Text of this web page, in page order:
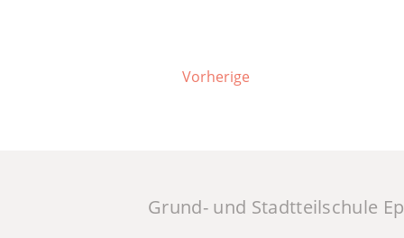
Vorherige
Grund- und Stadtteilschule